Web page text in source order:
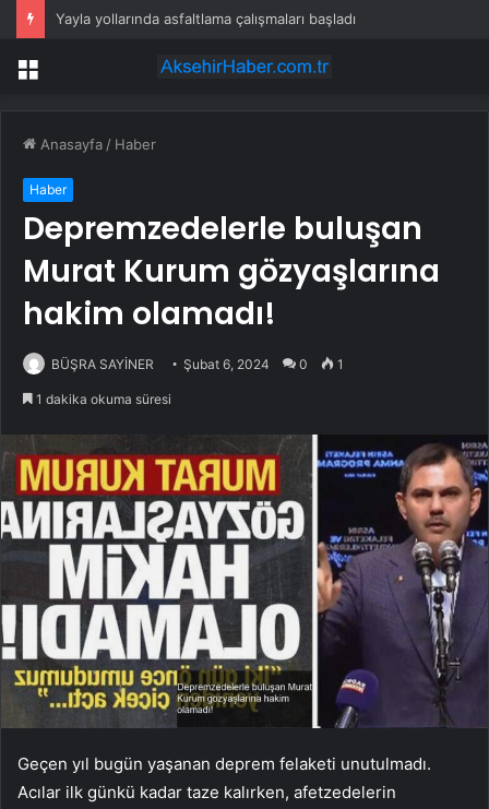
Yayla yollarında asfaltlama çalışmaları başladı
Menü
Anasayfa / Haber
Haber
Depremzedelerle buluşan
Murat Kurum gözyaşlarına
hakim olamadı!
BÜŞRA SAYİNER Şubat 6, 2024 0 1
1 dakika okuma süresi
Geçen yıl bugün yaşanan deprem felaketi unutulmadı.
Acılar ilk günkü kadar taze kalırken, afetzedelerin